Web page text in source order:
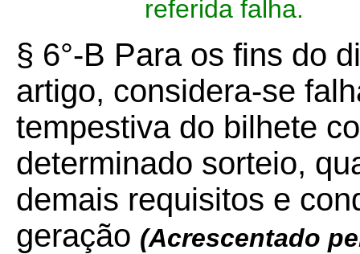
referida falha.
§ 6°-B Para os fins do
artigo, considera-se
tempestiva do bilhete
determinado sorteio,
demais requisitos e
geração (Acrescentado